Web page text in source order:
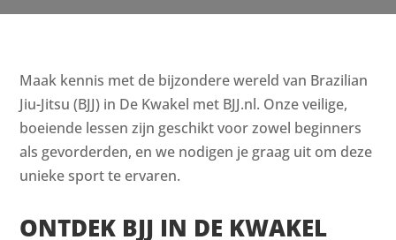
Maak kennis met de bijzondere wereld van Brazilian
Jiu-Jitsu (BJJ) in De Kwakel met BJJ.nl. Onze veilige,
boeiende lessen zijn geschikt voor zowel beginners
als gevorderden, en we nodigen je graag uit om deze
unieke sport te ervaren.
ONTDEK BJJ IN DE KWAKEL